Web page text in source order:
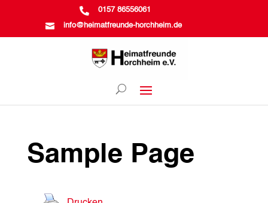
 0157 86556061
 info@heimatfreunde-horchheim.de
Sample Page